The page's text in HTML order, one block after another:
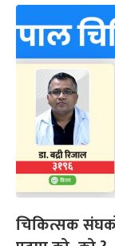
चिकित्सक संघको